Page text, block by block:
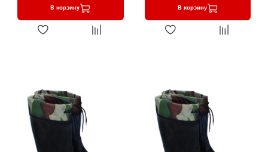
В корзину В корзину